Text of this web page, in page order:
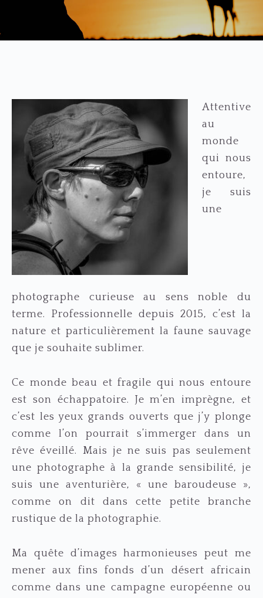
Attentive
au
monde
qui nous
entoure,
je suis
une
photographe curieuse au sens noble du
terme. Professionnelle depuis 2015, c’est la
nature et particulièrement la faune sauvage
que je souhaite sublimer.
Ce monde beau et fragile qui nous entoure
est son échappatoire. Je m’en imprègne, et
c’est les yeux grands ouverts que j’y plonge
comme l’on pourrait s’immerger dans un
rêve éveillé. Mais je ne suis pas seulement
une photographe à la grande sensibilité, je
suis une aventurière, « une baroudeuse »,
comme on dit dans cette petite branche
rustique de la photographie.
Ma quête d’images harmonieuses peut me
mener aux fins fonds d’un désert africain
comme dans une campagne européenne ou